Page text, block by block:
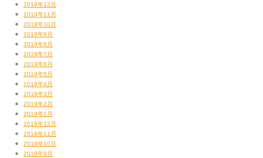
一体 三人はどんなことを話しているのでしょうか？
「Bitter, Sweet & Beautiful」ツアーの東京公演をおさめたこちらのDVDは
12月30日リリース！
お楽しみに！！
2019年12月
2019年11月
2019年10月
2019年9月
2019年8月
2019年7月
2019年6月
2019年5月
2019年4月
2019年3月
2019年2月
2019年1月
2018年12月
2018年11月
2018年10月
2018年9月